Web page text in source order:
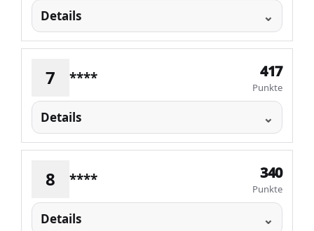
Details
7 **** 417
Punkte
Details
8 **** 340
Punkte
Details